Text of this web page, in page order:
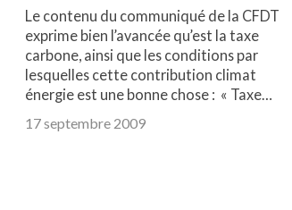
Le contenu du communiqué de la CFDT
exprime bien l’avancée qu’est la taxe
carbone, ainsi que les conditions par
lesquelles cette contribution climat
énergie est une bonne chose : « Taxe…
17 septembre 2009